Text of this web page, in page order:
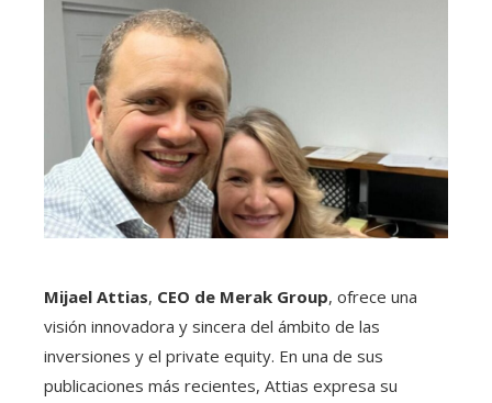
Mijael Attias, CEO de Merak Group, ofrece una
visión innovadora y sincera del ámbito de las
inversiones y el private equity. En una de sus
publicaciones más recientes, Attias expresa su